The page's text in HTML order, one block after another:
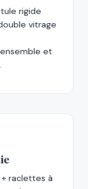
rigide
vitrage
et
raclettes à